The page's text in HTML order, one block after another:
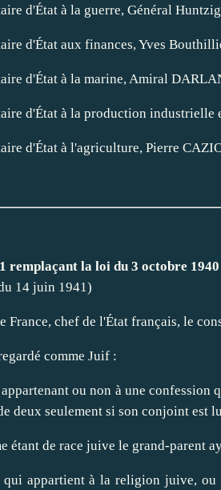
d'État à la guerre, Général
d'État aux finances, Yves
d'État à la marine, Amiral
d'État à la production industrielle
d'État à l'agriculture, Pierre
remplaçant la loi du 3 octobre
14 juin 1941)
France, chef de l'État français, le
comme Juif :
ou non à une
deux seulement si son conjoint est
étant de race juive le grand-parent
qui appartient à la religion juive,